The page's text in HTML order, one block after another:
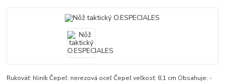
Rukoväť: hliník Čepeľ: nerezová oceľ Čepeľ veľkosť: 8,1 cm Obsahuje: -